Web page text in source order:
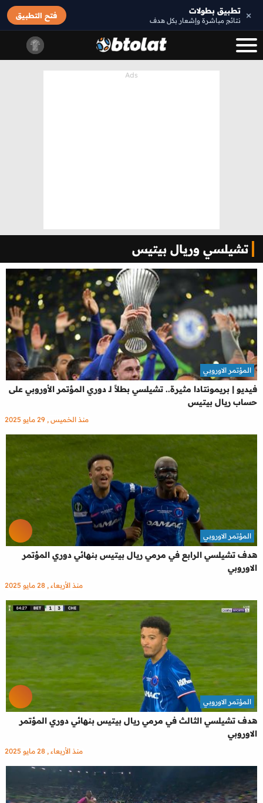
× تطبيق بطولات
نتائج مباشرة وإشعار بكل هدف
فتح التطبيق
تشيلسي وريال بيتيس
فيديو | بريمونتادا مثيرة.. تشيلسي بطلاً لـ دوري المؤتمر الأوروبي على
حساب ريال بيتيس
المؤتمر الاوروبي
منذ الخميس , 29 مايو 2025
هدف تشيلسي الرابع في مرمي ريال بيتيس بنهائي دوري المؤتمر
الاوروبي
المؤتمر الاوروبي
منذ الأربعاء , 28 مايو 2025
هدف تشيلسي الثالث في مرمي ريال بيتيس بنهائي دوري المؤتمر
الاوروبي
المؤتمر الاوروبي
منذ الأربعاء , 28 مايو 2025